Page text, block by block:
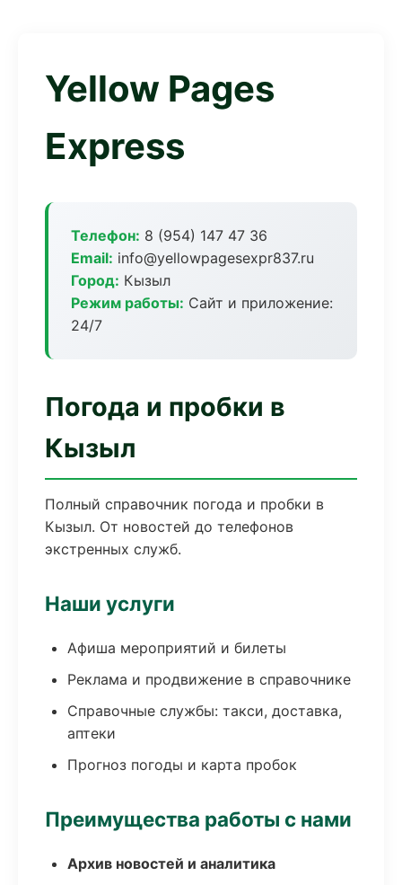
Yellow Pages
Express
Телефон: 8 (954) 147 47 36
Email: info@yellowpagesexpr837.ru
Город: Кызыл
Режим работы: Сайт и приложение:
24/7
Погода и пробки в
Кызыл
Полный справочник погода и пробки в
Кызыл. От новостей до телефонов
экстренных служб.
Наши услуги
Афиша мероприятий и билеты
Реклама и продвижение в справочнике
Справочные службы: такси, доставка,
аптеки
Прогноз погоды и карта пробок
Преимущества работы с нами
Архив новостей и аналитика